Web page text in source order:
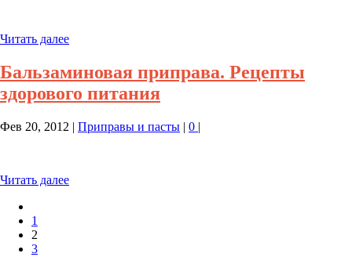
Читать далее
Бальзаминовая приправа. Рецепты
здорового питания
Фев 20, 2012 | Приправы и пасты | 0 |
Читать далее
1
2
3